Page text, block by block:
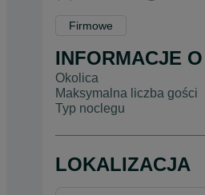
Firmowe
INFORMACJE
Okolica
Maksymalna liczba gości
Typ noclegu
LOKALIZACJA